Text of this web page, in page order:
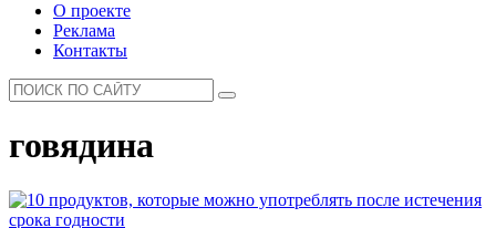
О проекте
Реклама
Контакты
говядина